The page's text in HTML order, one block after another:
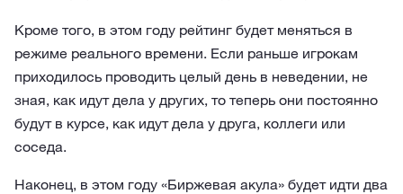
Кроме того, в этом году рейтинг будет меняться в
режиме реального времени. Если раньше игрокам
приходилось проводить целый день в неведении, не
зная, как идут дела у других, то теперь они постоянно
будут в курсе, как идут дела у друга, коллеги или
соседа.
Наконец, в этом году «Биржевая акула» будет идти два